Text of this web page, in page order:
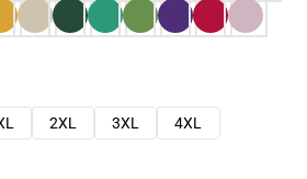
2XL 3XL
4XL